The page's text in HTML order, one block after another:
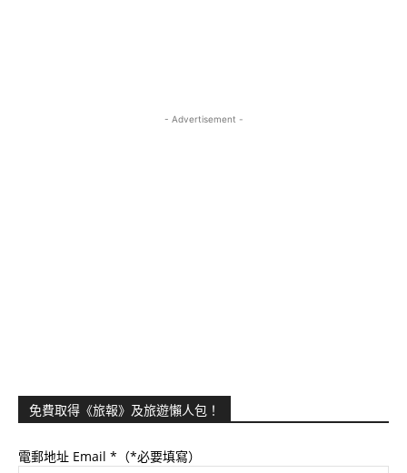
- Advertisement -
免費取得《旅報》及旅遊懶人包！
電郵地址 Email *（*必要填寫）